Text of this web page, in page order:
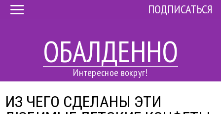
ОБАЛДЕННО
Интересное вокруг!
ПОДПИСАТЬСЯ
ИЗ ЧЕГО СДЕЛАНЫ ЭТИ